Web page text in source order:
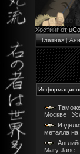
Хостинг от
Главная|
Москве |
металла на
Mary Jane